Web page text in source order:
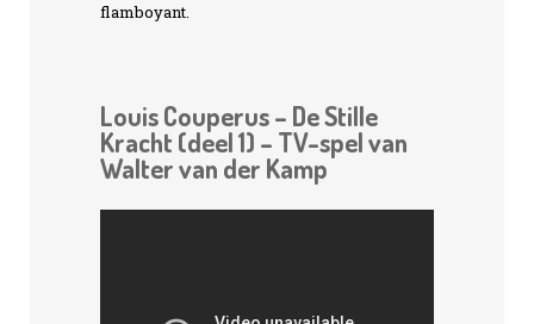
flamboyant.
Louis Couperus – De Stille
Kracht (deel 1) – TV-spel van
Walter van der Kamp